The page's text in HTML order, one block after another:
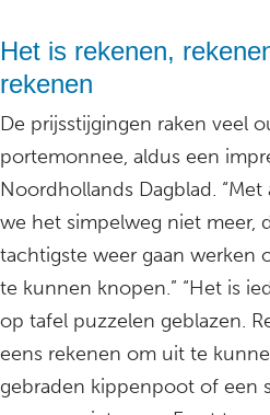
Het is rekenen,
rekenen
De prijsstijgingen raken veel
portemonnee, aldus een
Noordhollands Dagblad.
we het simpelweg niet meer,
tachtigste weer gaan werken
te kunnen knopen.” “Het is
op tafel puzzelen geblazen.
eens rekenen om uit te
gebraden kippenpoot of een